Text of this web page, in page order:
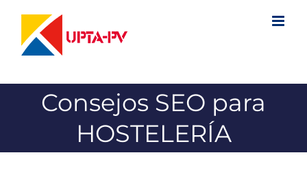
contenido
Consejos SEO para
HOSTELERÍA